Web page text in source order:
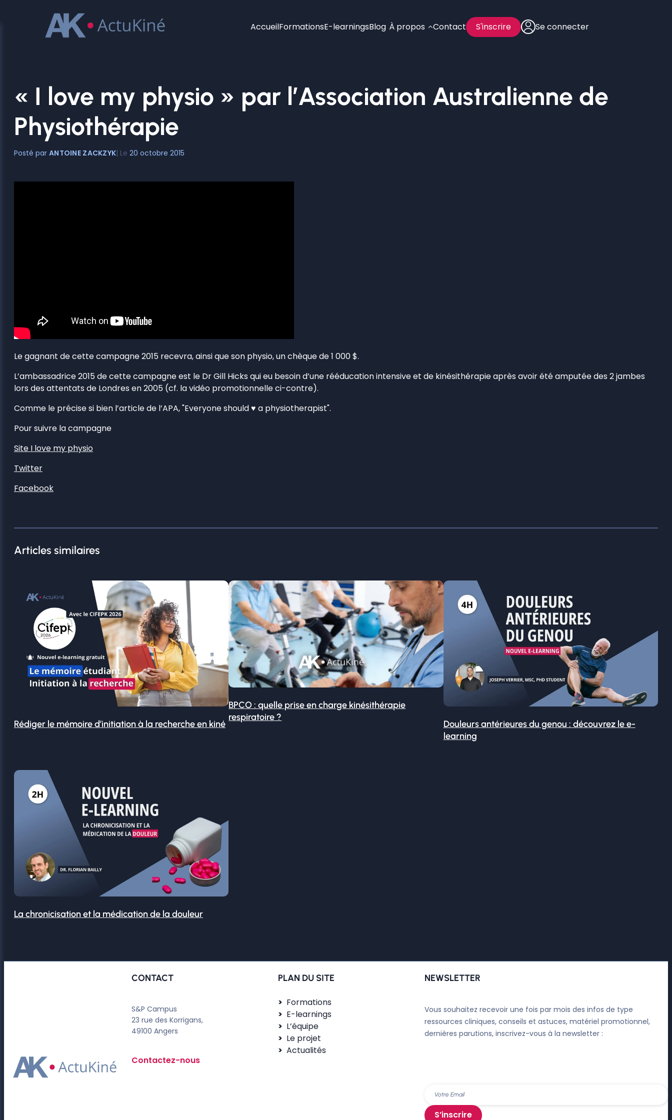
AccueilFormationsE-learningsBlog À propos Contact S'inscrire Se connecter
« I love my physio » par l’Association Australienne de
Physiothérapie
ANTOINE ZACKZYK 20 octobre 2015
Le gagnant de cette campagne 2015 recevra, ainsi que son physio, un chèque de 1 000 $.
L’ambassadrice 2015 de cette campagne est le Dr Gill Hicks qui eu besoin d’une rééducation intensive et de kinésithérapie après avoir été amputée des 2 jambes
lors des attentats de Londres en 2005 (cf. la vidéo promotionnelle ci-contre).
Comme le précise si bien l’article de l’APA, "Everyone should ♥ a physiotherapist".
Pour suivre la campagne
Site I love my physio
Twitter
Facebook
Articles similaires
Rédiger le mémoire d’initiation à la recherche en kiné
BPCO : quelle prise en charge kinésithérapie
respiratoire ?
Douleurs antérieures du genou : découvrez le e-
learning
La chronicisation et la médication de la douleur
CONTACT
S&P Campus
23 rue des Korrigans,
49100 Angers
Contactez-nous
PLAN DU SITE
Formations
E-learnings
L’équipe
Le projet
Actualités
NEWSLETTER
Vous souhaitez recevoir une fois par mois des infos de type
ressources cliniques, conseils et astuces, matériel promotionnel,
dernières parutions, inscrivez-vous à la newsletter :
S’inscrire